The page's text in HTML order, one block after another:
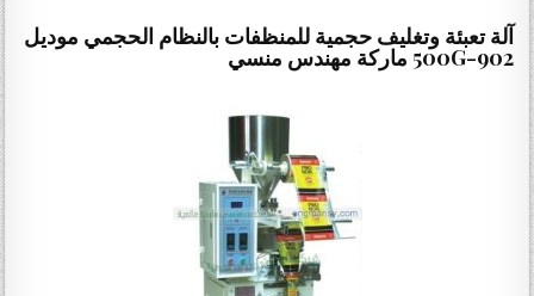
آلة تعبئة وتغليف حجمية للمنظفات بالنظام الحجمي موديل
902-500G ماركة مهندس منسي